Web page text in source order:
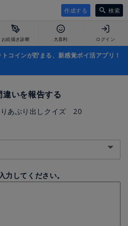
作成する 検索
お絵描き診断 大喜利 ログイン
コインが貯まる、新感覚ポイ活アプリ！
違いを報告する
あぶり出しクイズ 20
してください。